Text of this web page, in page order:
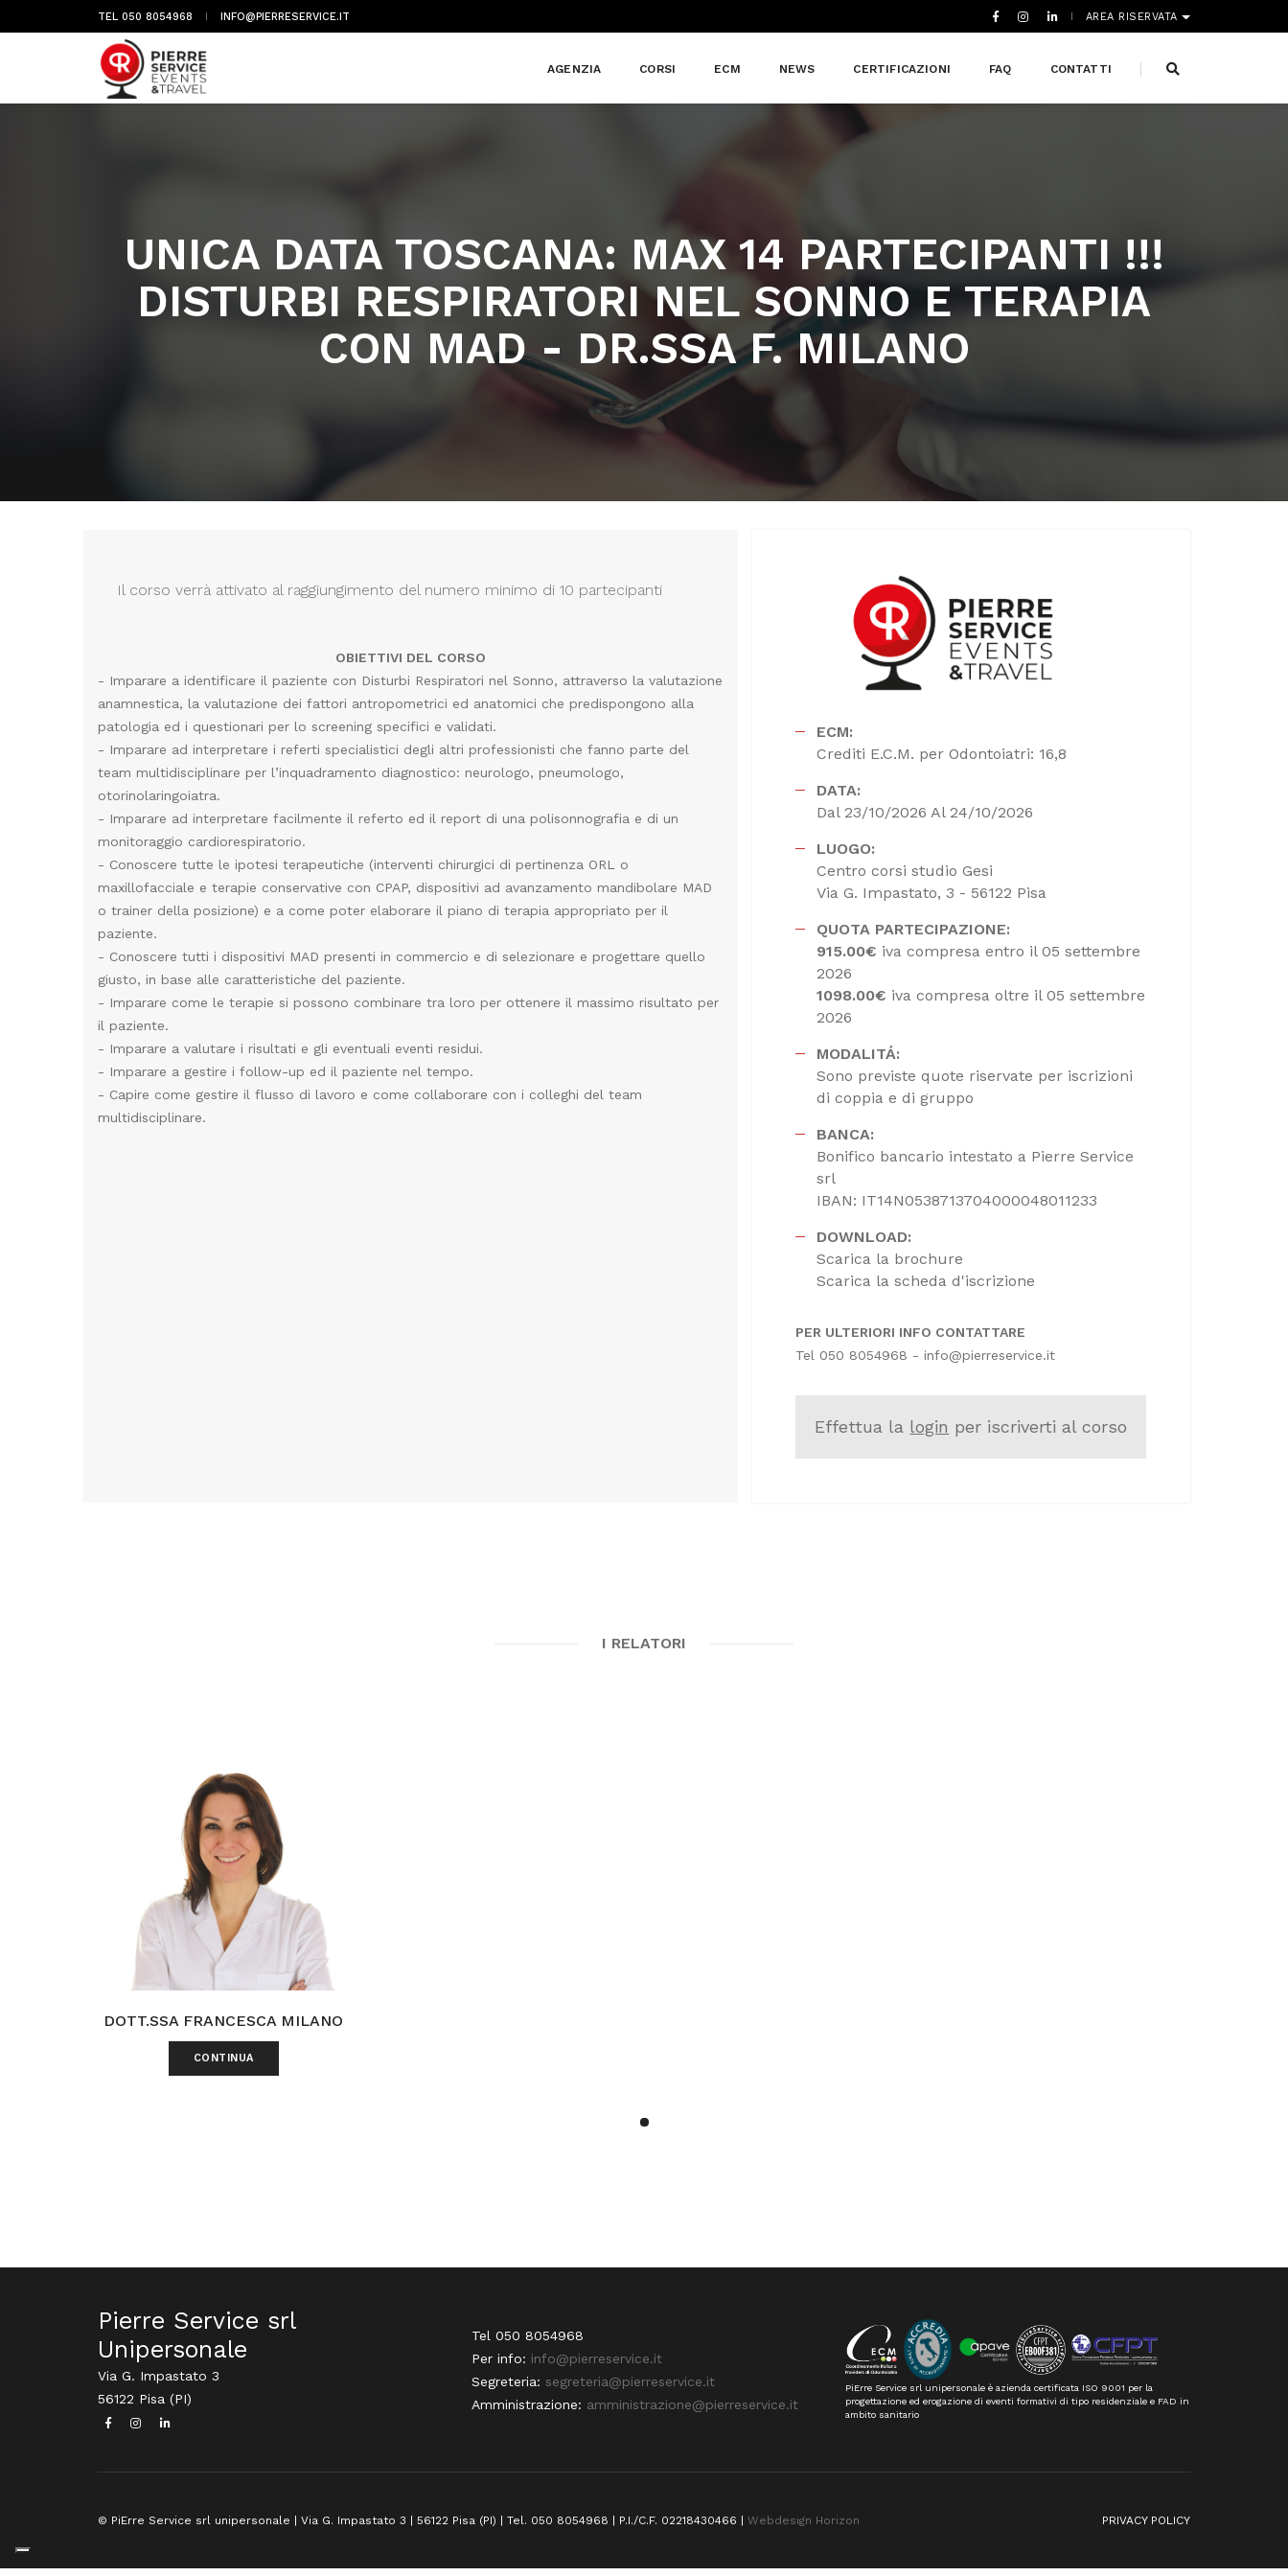
TEL 050 8054968 INFO@PIERRESERVICE.IT AREA RISERVATA
AGENZIA CORSI ECM NEWS CERTIFICAZIONI FAQ CONTATTI
UNICA DATA TOSCANA: MAX 14 PARTECIPANTI !!!
DISTURBI RESPIRATORI NEL SONNO E TERAPIA
CON MAD - DR.SSA F. MILANO
Il corso verrà attivato al raggiungimento del numero minimo di 10 partecipanti
OBIETTIVI DEL CORSO
- Imparare a identificare il paziente con Disturbi Respiratori nel Sonno, attraverso la valutazione
anamnestica, la valutazione dei fattori antropometrici ed anatomici che predispongono alla
patologia ed i questionari per lo screening specifici e validati.
- Imparare ad interpretare i referti specialistici degli altri professionisti che fanno parte del
team multidisciplinare per l’inquadramento diagnostico: neurologo, pneumologo,
otorinolaringoiatra.
- Imparare ad interpretare facilmente il referto ed il report di una polisonnografia e di un
monitoraggio cardiorespiratorio.
- Conoscere tutte le ipotesi terapeutiche (interventi chirurgici di pertinenza ORL o
maxillofacciale e terapie conservative con CPAP, dispositivi ad avanzamento mandibolare MAD
o trainer della posizione) e a come poter elaborare il piano di terapia appropriato per il
paziente.
- Conoscere tutti i dispositivi MAD presenti in commercio e di selezionare e progettare quello
giusto, in base alle caratteristiche del paziente.
- Imparare come le terapie si possono combinare tra loro per ottenere il massimo risultato per
il paziente.
- Imparare a valutare i risultati e gli eventuali eventi residui.
- Imparare a gestire i follow-up ed il paziente nel tempo.
- Capire come gestire il flusso di lavoro e come collaborare con i colleghi del team
multidisciplinare.
ECM:
Crediti E.C.M. per Odontoiatri: 16,8
DATA:
Dal 23/10/2026 Al 24/10/2026
LUOGO:
Centro corsi studio Gesi
Via G. Impastato, 3 - 56122 Pisa
QUOTA PARTECIPAZIONE:
915.00€ iva compresa entro il 05 settembre
2026
1098.00€ iva compresa oltre il 05 settembre
2026
MODALITÁ:
Sono previste quote riservate per iscrizioni
di coppia e di gruppo
BANCA:
Bonifico bancario intestato a Pierre Service
srl
IBAN: IT14N0538713704000048011233
DOWNLOAD:
Scarica la brochure
Scarica la scheda d'iscrizione
PER ULTERIORI INFO CONTATTARE
Tel 050 8054968 - info@pierreservice.it
Effettua la login per iscriverti al corso
I RELATORI
DOTT.SSA FRANCESCA MILANO
CONTINUA
Pierre Service srl
Unipersonale
Via G. Impastato 3
56122 Pisa (PI)
Tel 050 8054968
Per info: info@pierreservice.it
Segreteria: segreteria@pierreservice.it
Amministrazione: amministrazione@pierreservice.it
PiErre Service srl unipersonale è azienda certificata ISO 9001 per la
progettazione ed erogazione di eventi formativi di tipo residenziale e FAD in
ambito sanitario
© PiErre Service srl unipersonale | Via G. Impastato 3 | 56122 Pisa (PI) | Tel. 050 8054968 | P.I./C.F. 02218430466 | Webdesign Horizon PRIVACY POLICY